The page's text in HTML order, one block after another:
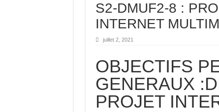
S2-DMUF2-8 :
INTERNET
juillet 2, 2021
OBJECTIFS
GENERAUX
PROJET